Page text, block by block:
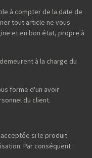
à compter de la date de
tout article ne vous
et en bon état, propre à
à la charge du
forme d'un avoir
du client.
si le produit
Par conséquent :